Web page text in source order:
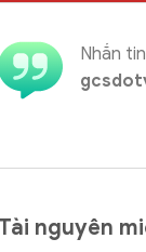
Nhắn
nguyên